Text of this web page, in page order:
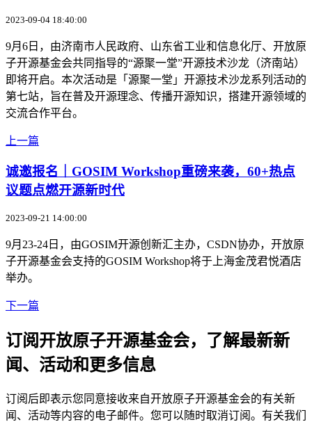
2023-09-04 18:40:00
9月6日，由济南市人民政府、山东省工业和信息化厅、开放原
子开源基金会共同指导的“源聚一堂”开源技术沙龙（济南站）
即将开启。本次活动是「源聚一堂」开源技术沙龙系列活动的
第七站，旨在普及开源理念、传播开源知识，搭建开源领域的
交流合作平台。
上一篇
诚邀报名｜GOSIM Workshop重磅来袭，60+热点
议题点燃开源新时代
2023-09-21 14:00:00
9月23-24日，由GOSIM开源创新汇主办，CSDN协办，开放原
子开源基金会支持的GOSIM Workshop将于上海金茂君悦酒店
举办。
下一篇
订阅开放原子开源基金会，了解最新新
闻、活动和更多信息
订阅后即表示您同意接收来自开放原子开源基金会的有关新
闻、活动等内容的电子邮件。您可以随时取消订阅。有关我们